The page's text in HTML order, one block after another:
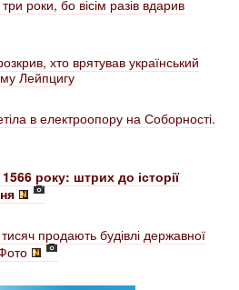
роки, бо вісім разів вдарив
хто врятував український
Лейпцигу
в електроопору на Соборності.
року: штрих до історії
продають будівлі державної